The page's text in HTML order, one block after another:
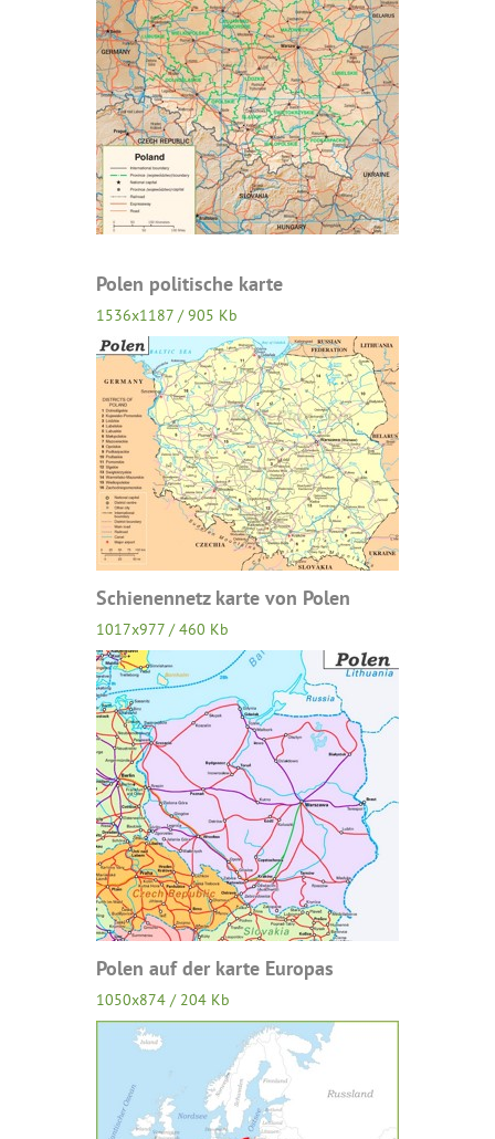
Polen politische karte
1536x1187 / 905 Kb
Schienennetz karte von Polen
1017x977 / 460 Kb
Polen auf der karte Europas
1050x874 / 204 Kb